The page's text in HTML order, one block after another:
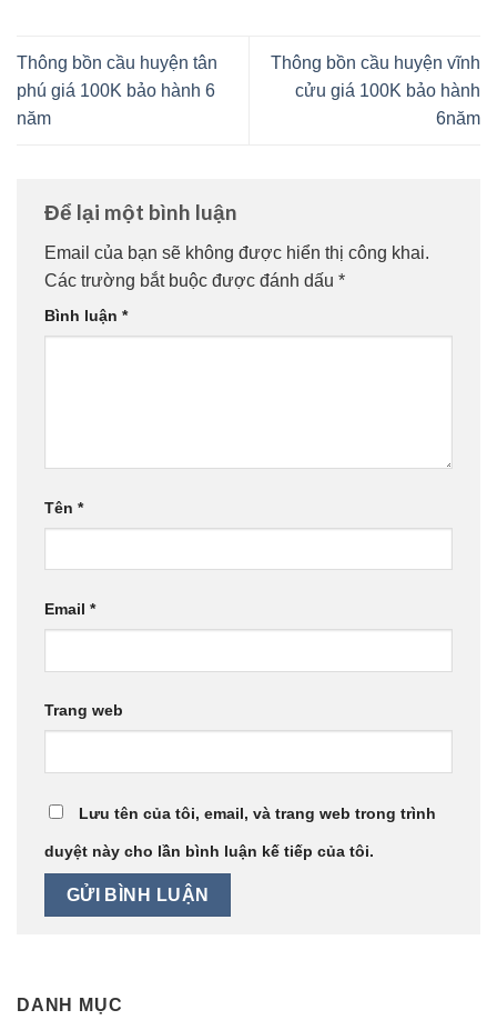
Thông bồn cầu huyện tân
phú giá 100K bảo hành 6
năm
Thông bồn cầu huyện vĩnh
cửu giá 100K bảo hành
6năm
Để lại một bình luận
Email của bạn sẽ không được hiển thị công khai.
Các trường bắt buộc được đánh dấu *
Bình luận *
Tên *
Email *
Trang web
Lưu tên của tôi, email, và trang web trong trình
duyệt này cho lần bình luận kế tiếp của tôi.
DANH MỤC